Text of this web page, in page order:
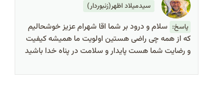
سیدمیلاد اظهر(زنبوردار)
پاسخ: سلام و درود بر شما اقا شهرام عزیز خوشحالیم
که از همه چی راضی هستین اولویت ما همیشه کیفیت
و رضایت شما هست پایدار و سلامت در پناه خدا باشید